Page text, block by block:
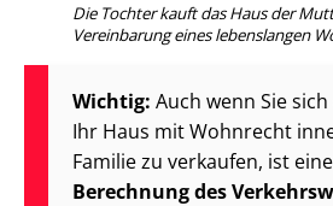
Die Tochter kauft das Haus der
Vereinbarung eines lebenslangen
Wichtig: Auch wenn Sie
Ihr Haus mit Wohnrecht
Familie zu verkaufen, ist eine
Berechnung des